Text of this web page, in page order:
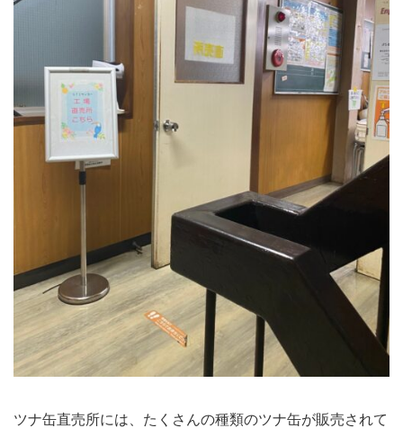
ツナ缶直売所には、たくさんの種類のツナ缶が販売されて